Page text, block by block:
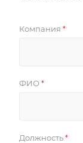
Компания *
ФИО *
Должность *